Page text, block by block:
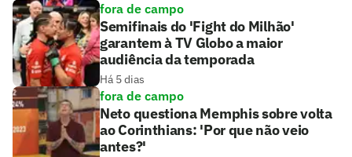
fora de campo
Semifinais do 'Fight do Milhão'
garantem à TV Globo a maior
audiência da temporada
Há 5 dias
fora de campo
Neto questiona Memphis sobre volta
ao Corinthians: 'Por que não veio
antes?'